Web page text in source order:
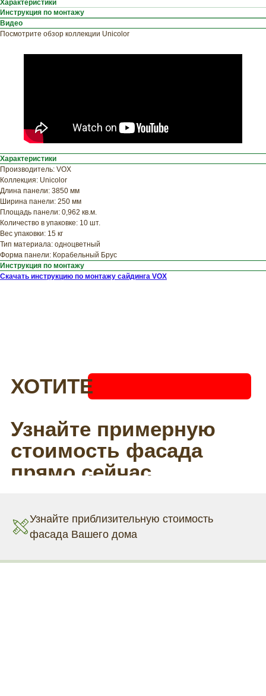
Характеристики
Инструкция по монтажу
Видео
Посмотрите обзор коллекции Unicolor
Характеристики
Производитель: VOX
Коллекция: Unicolor
Длина панели: 3850 мм
Ширина панели: 250 мм
Площадь панели: 0,962 кв.м.
Количество в упаковке: 10 шт.
Вес упаковки: 15 кг
Тип материала: одноцветный
Форма панели: Корабельный Брус
Инструкция по монтажу
Скачать инструкцию по монтажу сайдинга VOX
Узнайте примерную
стоимость фасада
прямо сейчас
Узнайте приблизительную стоимость
фасада Вашего дома